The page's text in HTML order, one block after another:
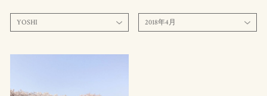
YOSHI 2018年4月